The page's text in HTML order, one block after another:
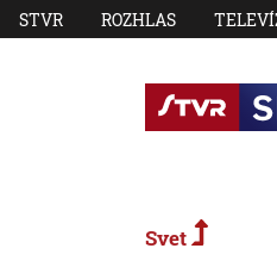
STVR ROZHLAS
Svet